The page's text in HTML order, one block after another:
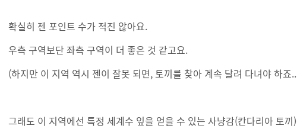
확실히 젠 포인트 수가 적진 않아요.
우측 구역보단 좌측 구역이 더 좋은 것 같고요.
(하지만 이 지역 역시 젠이 잘못 되면, 토끼를 찾아 계속 달려 다녀야 하죠
그래도 이 지역에선 특정 세계수 잎을 얻을 수 있는 사냥감(칸다리아 토